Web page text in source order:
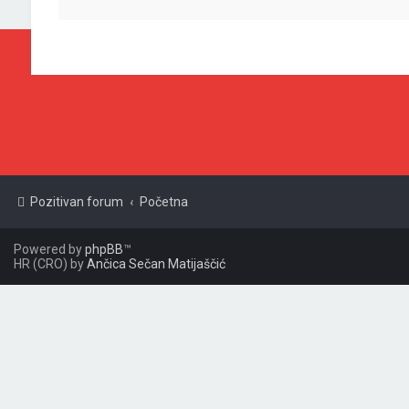
Pozitivan forum Početna
Powered byphpBB™
HR (CRO) byAnčica Sečan Matijaščić